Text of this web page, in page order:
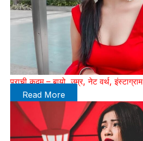
प्राची कदम – बायो, उम्र, नेट वर्थ, इंस्टाग्राम
Read More